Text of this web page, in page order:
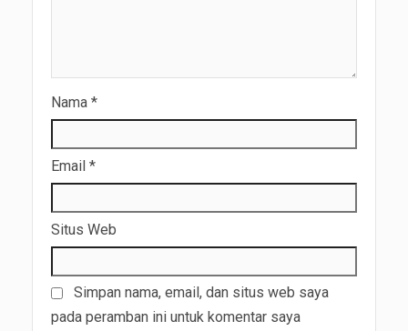
Nama *
Email *
Situs Web
Simpan nama, email, dan situs web saya
pada peramban ini untuk komentar saya